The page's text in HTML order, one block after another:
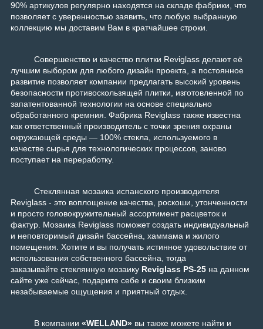
90% артикулов регулярно находятся на складе фабрики, что
позволяет с уверенностью заявить, что любую выбранную
коллекцию мы доставим Вам в кратчайшее строки.
Совершенство и качество плитки Reviglass делают её
лучшим выбором для любого дизайн проекта, а постоянное
развитие позволяет компании предлагать высокий уровень
безопасности противоскользящей плитки, изготовленной по
запатентованной технологии на основе специально
обработанного кремния. Фабрика Reviglass также известна
как ответственный производитель с точки зрения охраны
окружающей среды — 100% стекла, используемого в
качестве сырья для технологических процессов, заново
поступает на переработку.
Стеклянная мозаика испанского производителя
Reviglass - это воплощение качества, роскоши, утонченности
и просто головокружительный ассортимент расцветок и
фактур. Мозаика Reviglass поможет создать индивидуальный
и неповторимый дизайн бассейна, хаммама и жилого
помещения. Хотите и вы получать истинное удовольствие от
использования собственного бассейна, тогда
заказывайте стеклянную мозаику Reviglass PS-25 на данном
сайте уже сейчас, подарите себе и своим близким
незабываемые ощущения и приятный отдых.
В компании «WELLAND» вы также можете найти и